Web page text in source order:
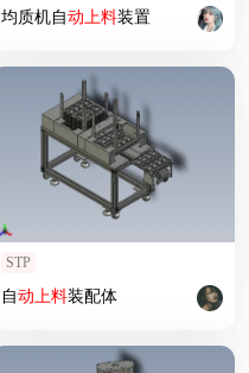
均质机自动上料装置
STP
自动上料装配体